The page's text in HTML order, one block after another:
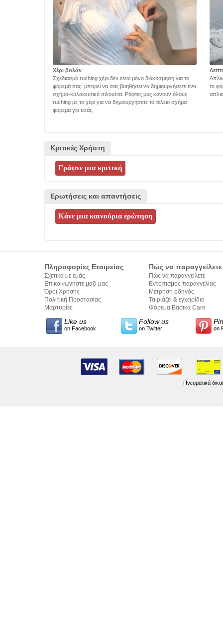
Χέρι βολάν
Σχεδιασμό ruching χέρι δεν είναι μόνο διακόσμηση για το
φόρεμά σας, μπορεί να σας βοηθήσει να δημιουργήσετε ένα
σχήμα-κολακευτικό σιλουέτα. Ράφτες μας κάνουν όλους
ruching με το χέρι για να δημιουργήσετε το τέλειο σχήμα
φόρεμα για εσάς.
το
Κριτικές Χρήστη
Ερωτήσεις και απαντήσεις
Πληροφορίες Εταιρείας
Σχετικά με εμάς
Επικοινωνήστε μαζί μας
Όροι Χρήσης
Πολιτική Προστασίας
Προσωπικών Δεδομένων
Μαρτυρίες
Πώς να παραγγείλετε
Πώς να παραγγείλετε
Εντοπισμός παραγγελίας
Μέτρηση οδηγός
Ταιριάζει & εγχειρίδιο
σύνταξης κειμένων
Φόρεμα Βασικά Care
Like us
on Facebook
Follow us
on Twitter on
Πνευματικά